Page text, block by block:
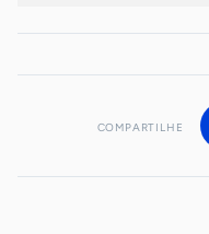
COMPARTILHE